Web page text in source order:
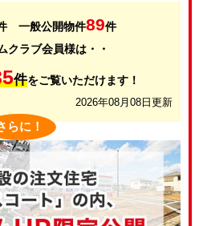
一般公開物件89件
クラブ会員様は・・
件をご覧いただけます！
2026年08月08日更新
らに！